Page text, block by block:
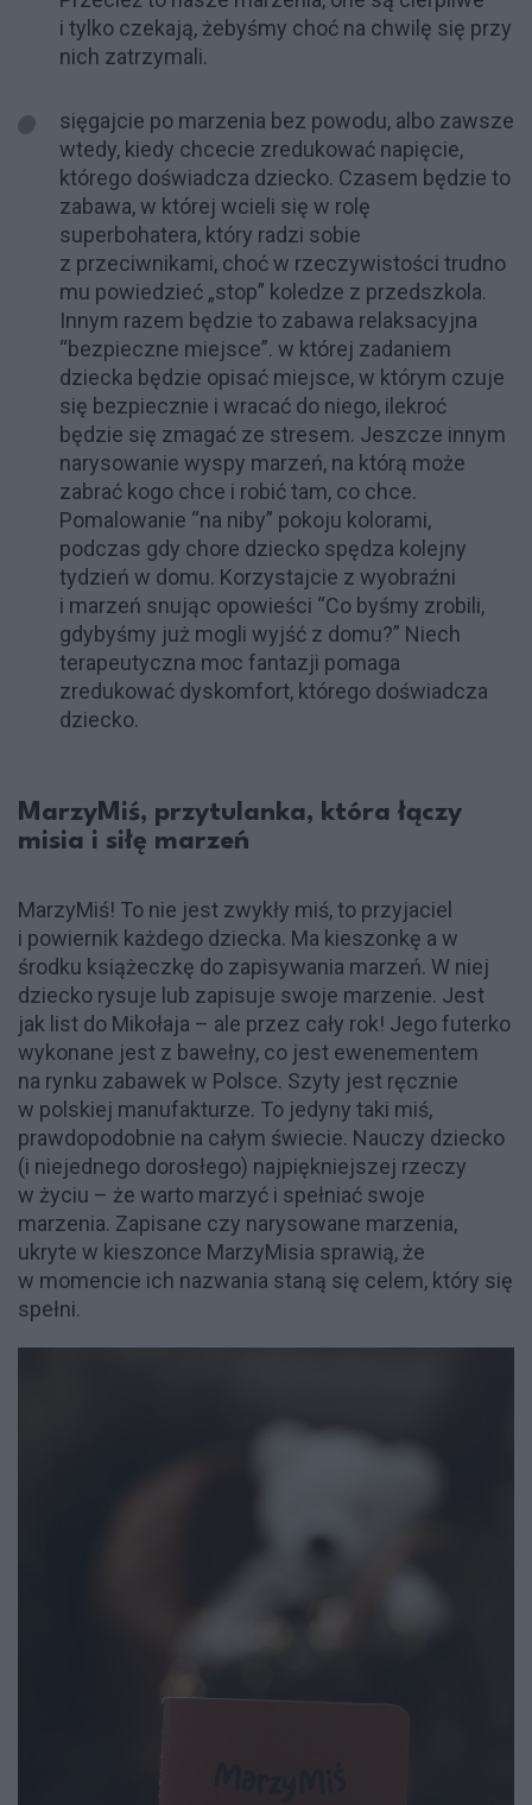
i tylko czekają, żebyśmy choć na chwilę się przy
nich zatrzymali.
sięgajcie po marzenia bez powodu, albo zawsze
wtedy, kiedy chcecie zredukować napięcie,
którego doświadcza dziecko. Czasem będzie to
zabawa, w której wcieli się w rolę
superbohatera, który radzi sobie
z przeciwnikami, choć w rzeczywistości trudno
mu powiedzieć „stop” koledze z przedszkola.
Innym razem będzie to zabawa relaksacyjna
“bezpieczne miejsce”. w której zadaniem
dziecka będzie opisać miejsce, w którym czuje
się bezpiecznie i wracać do niego, ilekroć
będzie się zmagać ze stresem. Jeszcze innym
narysowanie wyspy marzeń, na którą może
zabrać kogo chce i robić tam, co chce.
Pomalowanie “na niby” pokoju kolorami,
podczas gdy chore dziecko spędza kolejny
tydzień w domu. Korzystajcie z wyobraźni
i marzeń snując opowieści “Co byśmy zrobili,
gdybyśmy już mogli wyjść z domu?” Niech
terapeutyczna moc fantazji pomaga
zredukować dyskomfort, którego doświadcza
dziecko.
MarzyMiś, przytulanka, która łączy
misia i siłę marzeń
MarzyMiś! To nie jest zwykły miś, to przyjaciel
i powiernik każdego dziecka. Ma kieszonkę a w
środku książeczkę do zapisywania marzeń. W niej
dziecko rysuje lub zapisuje swoje marzenie. Jest
jak list do Mikołaja – ale przez cały rok! Jego futerko
wykonane jest z bawełny, co jest ewenementem
na rynku zabawek w Polsce. Szyty jest ręcznie
w polskiej manufakturze. To jedyny taki miś,
prawdopodobnie na całym świecie. Nauczy dziecko
(i niejednego dorosłego) najpiękniejszej rzeczy
w życiu – że warto marzyć i spełniać swoje
marzenia. Zapisane czy narysowane marzenia,
ukryte w kieszonce MarzyMisia sprawią, że
w momencie ich nazwania staną się celem, który się
spełni.